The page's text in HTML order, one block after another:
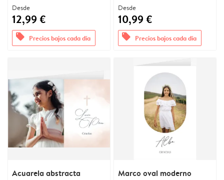
Desde
12,99 €
offers Precios bajos cada día
Desde
10,99 €
offers Precios bajos cada día
Acuarela abstracta
Marco oval moderno